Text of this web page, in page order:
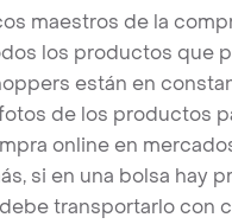
maestros de la
los productos que
están en
de los productos
online en
si en una bolsa hay
transportarlo con